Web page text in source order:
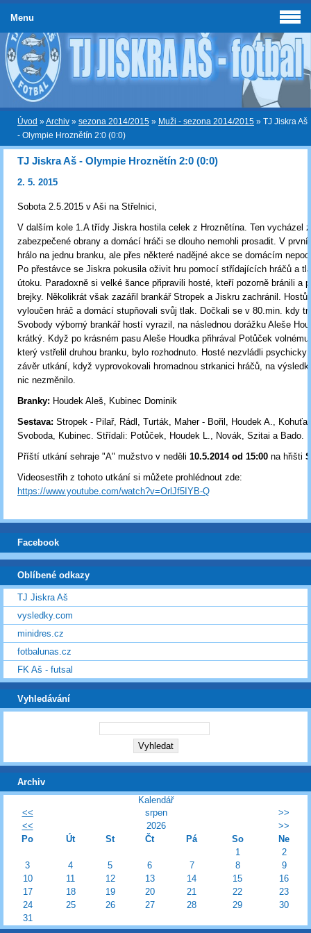
Úvod »Archiv » sezona 2014/2015 » Muži - sezona 2014/2015 » TJ Jiskra Aš
- Olympie Hroznětín 2:0 (0:0)
TJ Jiskra Aš - Olympie Hroznětín 2:0 (0:0)
2. 5. 2015
Sobota 2.5.2015 v Aši na Střelnici,
V dalším kole 1.A třídy Jiskra hostila celek z Hroznětína. Ten vycházel
zabezpečené obrany a domácí hráči se dlouho nemohli prosadit. V
hrálo na jednu branku, ale přes některé nadějné akce se domácím
Po přestávce se Jiskra pokusila oživit hru pomocí střídajících hráčů a
útoku. Paradoxně si velké šance připravili hosté, kteří pozorně bránili a
brejky. Několikrát však zazářil brankář Stropek a Jiskru zachránil.
vyloučen hráč a domácí stupňovali svůj tlak. Dočkali se v 80.min. kdy
Svobody výborný brankář hostí vyrazil, na následnou dorážku Aleše
krátký. Když po krásném pasu Aleše Houdka přihrával Potůček
který vstřelil druhou branku, bylo rozhodnuto. Hosté nezvládli psychicky
závěr utkání, když vyprovokovali hromadnou strkanici hráčů, na
nic nezměnilo.
Branky: Houdek Aleš, Kubinec Dominik
Sestava: Stropek - Pilař, Rádl, Turták, Maher - Bořil, Houdek A.,
Svoboda, Kubinec. Střídali: Potůček, Houdek L., Novák, Szitai a Bado.
Příští utkání sehraje "A" mužstvo v neděli 10.5.2014 od 15:00 na hřišti
Videosestřih z tohoto utkání si můžete prohlédnout zde:
https://www.youtube.com/watch?v=OrlJf5IYB-Q
Menu
Facebook
Oblíbené odkazy
TJ Jiskra Aš
vysledky.com
minidres.cz
fotbalunas.cz
FK Aš - futsal
Vyhledávání
Archiv
Kalendář
<<
srpen
>>
<<
2026
>>
Po
Út St Čt Pá So
Ne
1
2
3
4 5 6 7 8
9
10
11 12 13 14 15
16
17
18 19 20 21 22
23
24
25 26 27 28 29
30
31